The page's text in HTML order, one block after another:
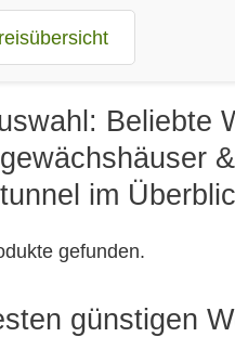
Beliebte
&
im
gefunden.
günstigen